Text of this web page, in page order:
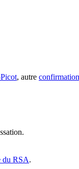
, autre
du RSA.